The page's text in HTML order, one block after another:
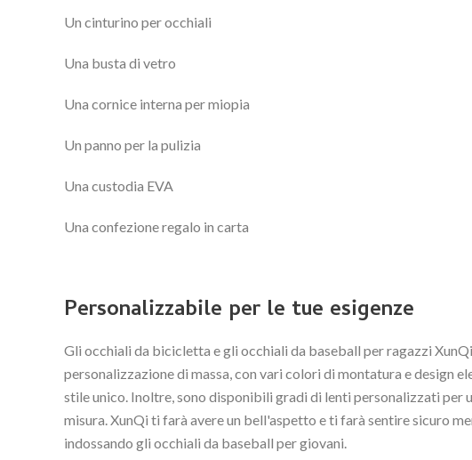
Un cinturino per occhiali
Una busta di vetro
Una cornice interna per miopia
Un panno per la pulizia
Una custodia EVA
Una confezione regalo in carta
Personalizzabile per le tue esigenze
Gli occhiali da bicicletta e gli occhiali da baseball per ragazzi
personalizzazione di massa, con vari colori di montatura e design
stile unico. Inoltre, sono disponibili gradi di lenti personalizzati per
misura. XunQi ti farà avere un bell'aspetto e ti farà sentire sicuro
indossando gli occhiali da baseball per giovani.